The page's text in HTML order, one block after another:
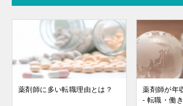
薬剤師に多い転職理由とは？
薬剤師が年
- 転職・働